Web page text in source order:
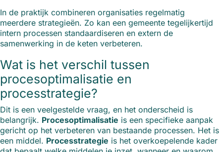
In de praktijk combineren organisaties regelmatig
meerdere strategieën. Zo kan een gemeente tegelijkertijd
intern processen standaardiseren en extern de
samenwerking in de keten verbeteren.
Wat is het verschil tussen
procesoptimalisatie en
processtrategie?
Dit is een veelgestelde vraag, en het onderscheid is
belangrijk. Procesoptimalisatie is een specifieke aanpak
gericht op het verbeteren van bestaande processen. Het is
een middel. Processtrategie is het overkoepelende kader